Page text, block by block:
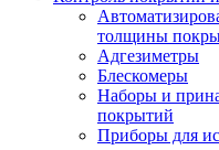
толщины
Адгезиметры
Блескомеры
Наборы и
покрытий
Приборы для